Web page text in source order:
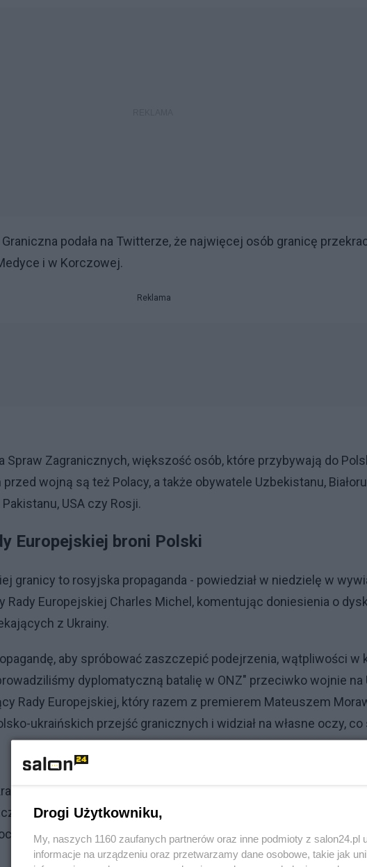
podała na Twitterze, że najwięcej osób granicę
i w Korczowej.
Reklama
Spraw Zagranicznych, większość osób, które przybywają do
wojną są też Polacy, a także obywatele Uzbekistanu,
USA czy Rosji.
Europejskiej broni Polski
granicy to rosyjska propaganda - powiedział w niedzielę w
Rady Europejskiej Charles Michel, komentując doniesienia o
z Ukrainy.
aby spróbować zaszczepić podejrzenia, wątpliwości w
dyplomatyczną batalię w ONZ" przeciwko wojnie na
Rady Europejskiej, który razem z premierem Mateuszem
ukraińskich przejść granicznych i widział na własne oczy,
przez kilka dni stały bardzo długie kolejki na granicy (...),
terytorium kraju - przyznał Michel. Zapewnił, że ani po
do świadomej dyskryminacji kogokolwiek".
Drogi Użytkowniku,
My, naszych 1160 zaufanych partnerów oraz inne podmioty z
informacje na urządzeniu oraz przetwarzamy dane osobowe, takie jak